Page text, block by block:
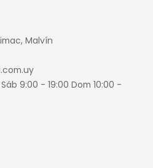
Malvín
9:00 - 19:00 Dom 10:00 -